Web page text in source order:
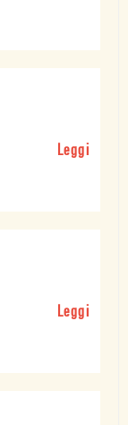
Leggi
Leggi